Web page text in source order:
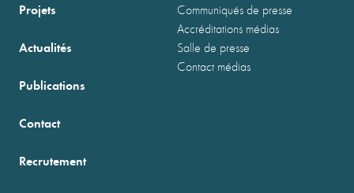
Projets
Actualités
Publications
Communiqués de presse
Accréditations médias
Salle de presse
Contact médias
Contact
Recrutement